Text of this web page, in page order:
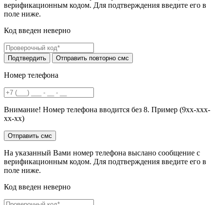
верификационным кодом. Для подтверждения введите его в
поле ниже.
Код введен неверно
Номер телефона
Внимание! Номер телефона вводится без 8. Пример (9хх-ххх-
хх-хх)
На указанный Вами номер телефона выслано сообщение с
верификационным кодом. Для подтверждения введите его в
поле ниже.
Код введен неверно